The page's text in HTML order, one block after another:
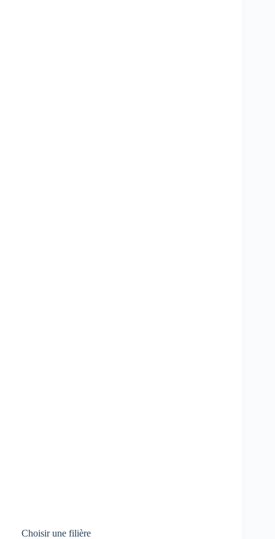
Choisir une filière